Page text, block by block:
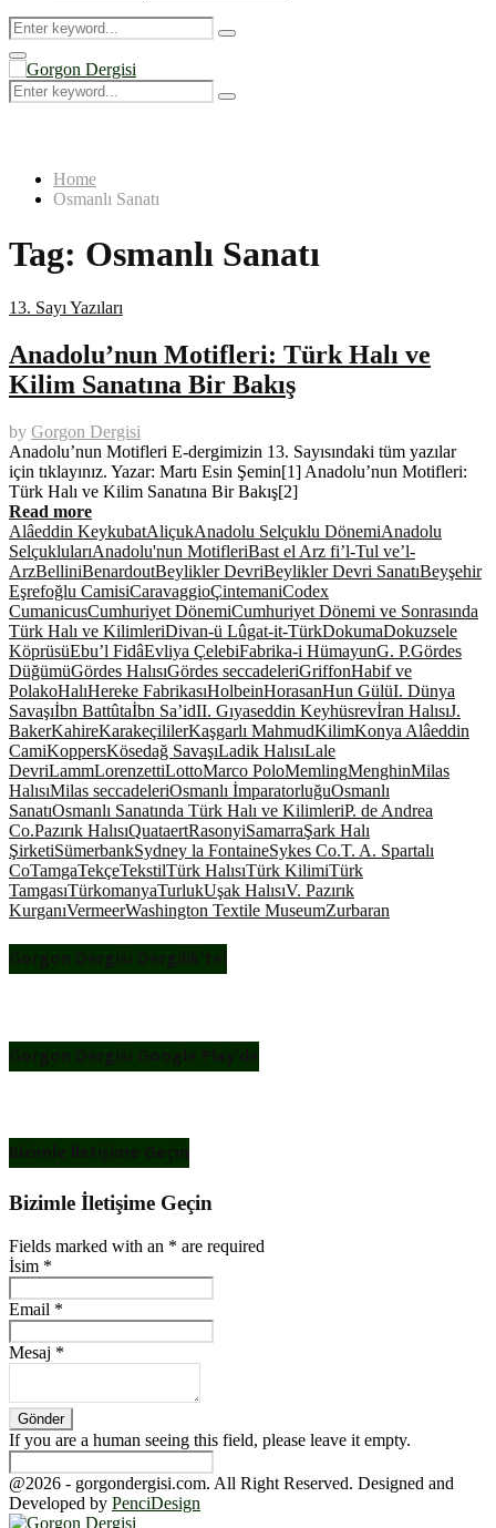
Search
for:
Search
Primary
Menu
Search
for:
Search
Home
Osmanlı Sanatı
Tag: Osmanlı Sanatı
13. Sayı Yazıları
Anadolu’nun Motifleri: Türk Halı ve
Kilim Sanatına Bir Bakış
by Gorgon Dergisi
Anadolu’nun Motifleri E-dergimizin 13. Sayısındaki tüm yazılar
için tıklayınız. Yazar: Martı Esin Şemin[1] Anadolu’nun Motifleri:
Türk Halı ve Kilim Sanatına Bir Bakış[2]
Read more
Alâeddin KeykubatAliçukAnadolu Selçuklu DönemiAnadolu
SelçuklularıAnadolu'nun MotifleriBast el Arz fi’l-Tul ve’l-
ArzBelliniBenardoutBeylikler DevriBeylikler Devri SanatıBeyşehir
Eşrefoğlu CamisiCaravaggioÇintemaniCodex
CumanicusCumhuriyet DönemiCumhuriyet Dönemi ve Sonrasında
Türk Halı ve KilimleriDivan-ü Lûgat-it-TürkDokumaDokuzsele
KöprüsüEbu’l FidâEvliya ÇelebiFabrika-i HümayunG. P.Gördes
DüğümüGördes HalısıGördes seccadeleriGriffonHabif ve
PolakoHalıHereke FabrikasıHolbeinHorasanHun GülüI. Dünya
Savaşıİbn Battûtaİbn Sa’idII. Gıyaseddin Keyhüsrevİran HalısıJ.
BakerKahireKarakeçililerKaşgarlı MahmudKilimKonya Alâeddin
CamiKoppersKösedağ SavaşıLadik HalısıLale
DevriLammLorenzettiLottoMarco PoloMemlingMenghinMilas
HalısıMilas seccadeleriOsmanlı İmparatorluğuOsmanlı
SanatıOsmanlı Sanatında Türk Halı ve KilimleriP. de Andrea
Co.Pazırık HalısıQuataertRasonyiSamarraŞark Halı
ŞirketiSümerbankSydney la FontaineSykes Co.T. A. Spartalı
CoTamgaTekçeTekstilTürk HalısıTürk KilimiTürk
TamgasıTürkomanyaTurlukUşak HalısıV. Pazırık
KurganıVermeerWashington Textile MuseumZurbaran
Gorgon Dergisi Dergilik’te!
Gorgon Dergisi Google Play’de
Bizimle İletişime Geçin
Bizimle İletişime Geçin
Fields marked with an * are required
İsim *
Email *
Mesaj *
If you are a human seeing this field, please leave it empty.
@2026 - gorgondergisi.com. All Right Reserved. Designed and
Developed by PenciDesign